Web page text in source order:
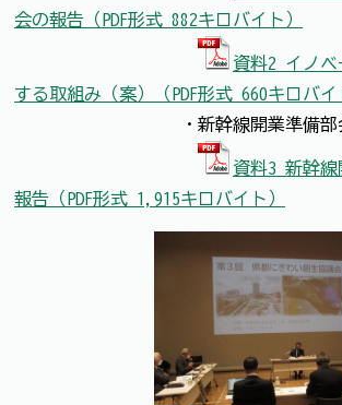
会の報告（PDF形式 882キロバイト）
資料2 イノベ
する取組み（案）（PDF形式 660キロバイ
・新幹線開業準備部
資料3 新幹線
報告（PDF形式 1,915キロバイト）